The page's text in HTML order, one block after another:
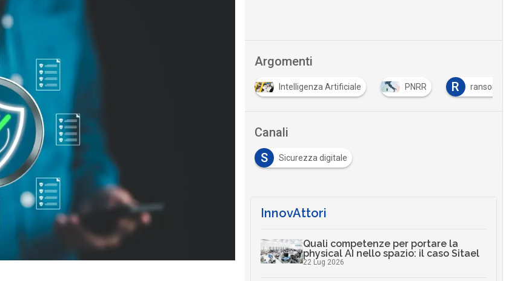
Argomenti
Intelligenza Artificiale PNRR R ransomware
Canali
S
Sicurezza digitale
InnovAttori
Quali competenze per portare la
physical AI nello spazio: il caso Sitael
22 Lug 2026